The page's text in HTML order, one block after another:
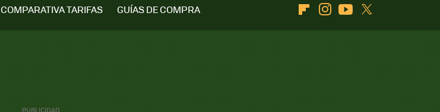
COMPARATIVA TARIFAS
GUÍAS DE COMPRA
FlipboardInstagramYoutube